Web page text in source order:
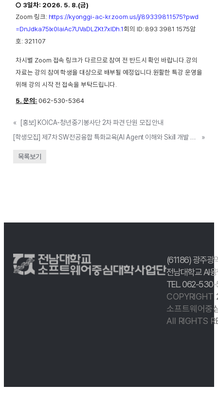
○ 3일차: 2026. 5. 8.(금)
Zoom 링크: https://kyonggi-ac-kr.zoom.us/j/89339811575?pwd
=DnJdka75Ix0laiAc7UVaDLZKt7xIDh.1회의 ID: 893 3981 1575암
호: 321107
차시별 Zoom 접속 링크가 다르므로 참여 전 반드시 확인 바랍니다 강의
자료는 강의 참여 학생을 대상으로 배부될 예정입니다 원활한 특강 운영을
위해 강의 시작 전 접속을 부탁드립니다
5. 문의: 062-530-5364
«
[홍보] KOICA-청년중기봉사단 2차 파견 단원 모집 안내
[학생모집] 제7차 SW전공융합 특화교육(AI Agent 이해와 Skill 개발 실습/교내 디지털경진대회 사전교육)
»
목록보기
(61186) 광주광
전남대학교 AI
TEL. 062-
COPYRIGHT
소프트웨어중
All RIGHTS